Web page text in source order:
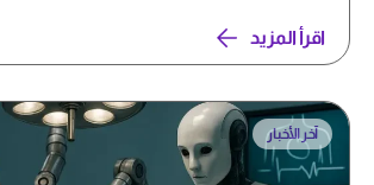
اقرأ المزيد
آخر الأخبار